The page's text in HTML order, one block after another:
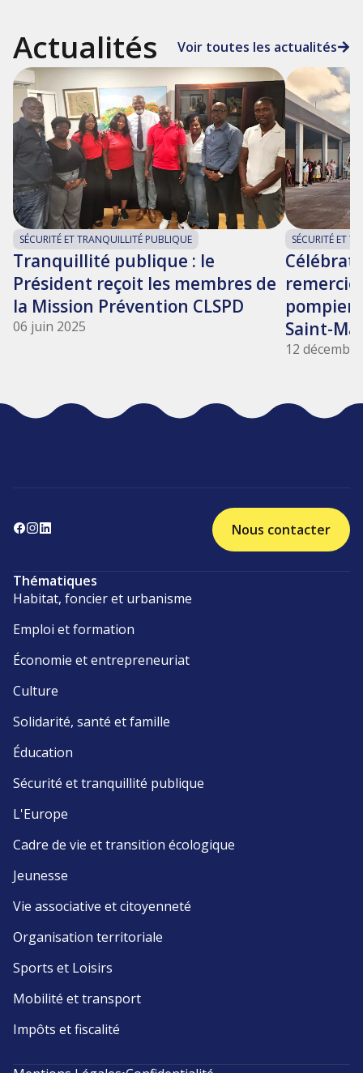
Actualités Voir toutes les actualités
SÉCURITÉ ET TRANQUILLITÉ PUBLIQUE
Tranquillité publique : le
Président reçoit les membres de
la Mission Prévention CLSPD
06 juin 2025
SÉCURITÉ ET
Saint-
12
Nous contacter
Thématiques
Habitat, foncier et urbanisme
Emploi et formation
Économie et entrepreneuriat
Culture
Solidarité, santé et famille
Éducation
Sécurité et tranquillité publique
L'Europe
Cadre de vie et transition écologique
Jeunesse
Vie associative et citoyenneté
Organisation territoriale
Sports et Loisirs
Mobilité et transport
Impôts et fiscalité